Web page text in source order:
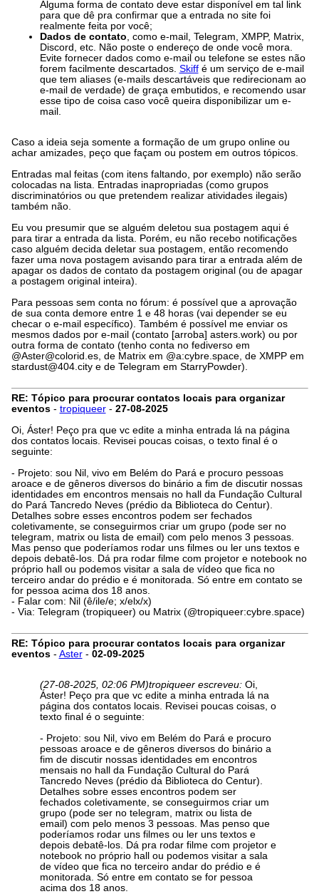
Alguma forma de contato deve estar disponível em tal link
para que dê pra confirmar que a entrada no site foi
realmente feita por você;
Dados de contato, como e-mail, Telegram, XMPP, Matrix,
Discord, etc. Não poste o endereço de onde você mora.
Evite fornecer dados como e-mail ou telefone se estes não
forem facilmente descartados. Skiffé um serviço de e-mail
que tem aliases (e-mails descartáveis que redirecionam ao
e-mail de verdade) de graça embutidos, e recomendo usar
esse tipo de coisa caso você queira disponibilizar um e-
mail.
Caso a ideia seja somente a formação de um grupo online ou
achar amizades, peço que façam ou postem em outros tópicos.
Entradas mal feitas (com itens faltando, por exemplo) não serão
colocadas na lista. Entradas inapropriadas (como grupos
discriminatórios ou que pretendem realizar atividades ilegais)
também não.
Eu vou presumir que se alguém deletou sua postagem aqui é
para tirar a entrada da lista. Porém, eu não recebo notificações
caso alguém decida deletar sua postagem, então recomendo
fazer uma nova postagem avisando para tirar a entrada além de
apagar os dados de contato da postagem original (ou de apagar
a postagem original inteira).
Para pessoas sem conta no fórum: é possível que a aprovação
de sua conta demore entre 1 e 48 horas (vai depender se eu
checar o e-mail específico). Também é possível me enviar os
mesmos dados por e-mail (contato [arroba] asters.work) ou por
outra forma de contato (tenho conta no fediverso em
@Aster@colorid.es, de Matrix em @a:cybre.space, de XMPP em
stardust@404.citye de Telegram em StarryPowder).
RE: Tópico para procurar contatos locais para organizar
eventos- tropiqueer- 27-08-2025
Oi, Áster! Peço pra que vc edite a minha entrada lá na página
dos contatos locais. Revisei poucas coisas, o texto final é o
seguinte:
- Projeto: sou Nil, vivo em Belém do Pará e procuro pessoas
aroace e de gêneros diversos do binário a fim de discutir nossas
identidades em encontros mensais no hall da Fundação Cultural
do Pará Tancredo Neves (prédio da Biblioteca do Centur).
Detalhes sobre esses encontros podem ser fechados
coletivamente, se conseguirmos criar um grupo (pode ser no
telegram, matrix ou lista de email) com pelo menos 3 pessoas.
Mas penso que poderíamos rodar uns filmes ou ler uns textos e
depois debatê-los. Dá pra rodar filme com projetor e notebook no
próprio hall ou podemos visitar a sala de vídeo que fica no
terceiro andar do prédio e é monitorada. Só entre em contato se
for pessoa acima dos 18 anos.
- Falar com: Nil (ê/ile/e; x/elx/x)
- Via: Telegram (tropiqueer) ou Matrix (@tropiqueer:cybre.space)
RE: Tópico para procurar contatos locais para organizar
eventos- Aster- 02-09-2025
(27-08-2025, 02:06 PM)tropiqueer escreveu: Oi,
Áster! Peço pra que vc edite a minha entrada lá na
página dos contatos locais. Revisei poucas coisas, o
texto final é o seguinte:
- Projeto: sou Nil, vivo em Belém do Pará e procuro
pessoas aroace e de gêneros diversos do binário a
fim de discutir nossas identidades em encontros
mensais no hall da Fundação Cultural do Pará
Tancredo Neves (prédio da Biblioteca do Centur).
Detalhes sobre esses encontros podem ser
fechados coletivamente, se conseguirmos criar um
grupo (pode ser no telegram, matrix ou lista de
email) com pelo menos 3 pessoas. Mas penso que
poderíamos rodar uns filmes ou ler uns textos e
depois debatê-los. Dá pra rodar filme com projetor e
notebook no próprio hall ou podemos visitar a sala
de vídeo que fica no terceiro andar do prédio e é
monitorada. Só entre em contato se for pessoa
acima dos 18 anos.